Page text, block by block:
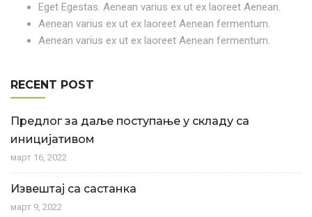
Eget Egestas. Aenean varius ex ut ex laoreet Aenean.
Aenean varius ex ut ex laoreet Aenean fermentum.
Aenean varius ex ut ex laoreet Aenean fermentum.
RECENT POST
Предлог за даље поступање у складу са
иницијативом
март 16, 2022
Извештај са састанка
март 9, 2022